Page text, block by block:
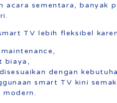
acara sementara, banyak
TV lebih fleksibel
biaya,
dengan
smart TV kini